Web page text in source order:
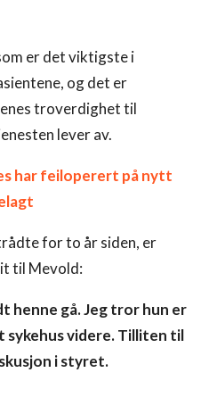
er det viktigste i
og det er
troverdighet til
lever av.
har feiloperert på nytt
for to år siden, er
til Mevold:
henne gå.Jeg tror hun er
sykehus videre.Tilliten til
i styret.